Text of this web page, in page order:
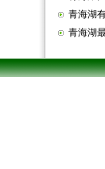
青海湖
青海湖